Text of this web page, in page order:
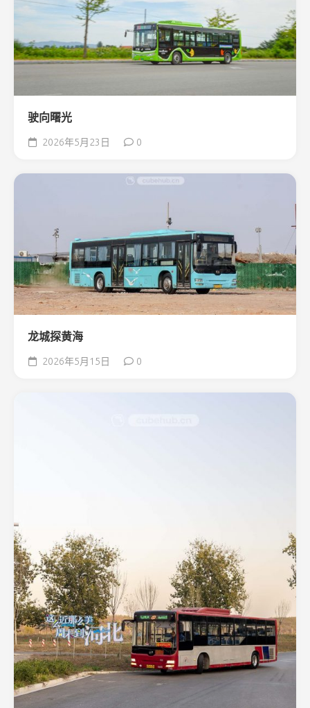
驶向曙光
2026年5月23日 0
龙城探黄海
2026年5月15日 0